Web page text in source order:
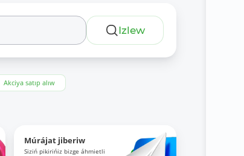
Izlew
Akciya satıp alıw
Múrájat jiberiw
Siziń pikirińiz bizge áhmietli